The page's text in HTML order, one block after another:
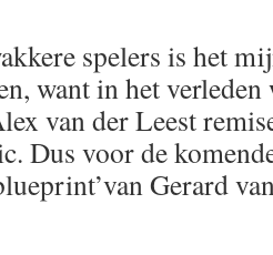
spelers is het
want in het
van der Leest
Dus voor de
Gerard